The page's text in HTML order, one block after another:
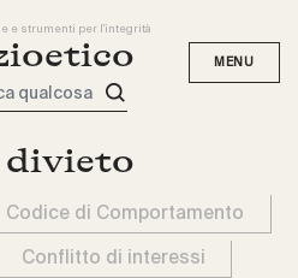
e strumenti per l'integrità
divieto
Codice di Comportamento
Conflitto di interessi